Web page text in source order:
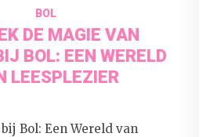
BOL
DE MAGIE VAN
BOL: EEN WERELD
LEESPLEZIER
Bol: Een Wereld van